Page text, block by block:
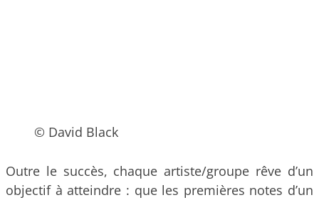
© David Black
Outre le succès, chaque artiste/groupe rêve d’un
objectif à atteindre : que les premières notes d’un